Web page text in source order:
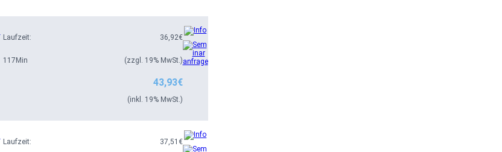
Laufzeit:
117 Min
36,92€
(zzgl. 19% MwSt.)
43,93€
(inkl. 19% MwSt.)
Laufzeit: 37,51 €